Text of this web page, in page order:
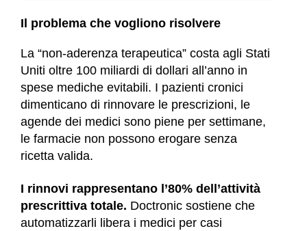
Il problema che vogliono risolvere
La “non-aderenza terapeutica” costa agli Stati
Uniti oltre 100 miliardi di dollari all’anno in
spese mediche evitabili. I pazienti cronici
dimenticano di rinnovare le prescrizioni, le
agende dei medici sono piene per settimane,
le farmacie non possono erogare senza
ricetta valida.
I rinnovi rappresentano l’80% dell’attività
prescrittiva totale. Doctronic sostiene che
automatizzarli libera i medici per casi